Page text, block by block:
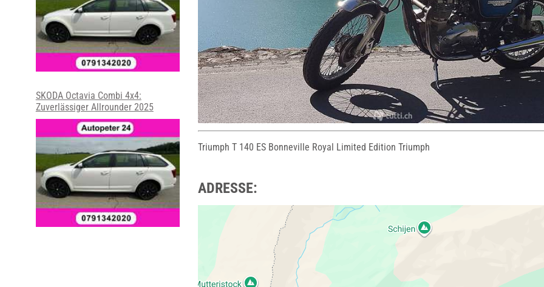
Triumph T 140 ES Bonneville Royal Limited Edition Triumph
ADRESSE:
SKODA Octavia Combi 4x4:
Zuverlässiger Allrounder 2025